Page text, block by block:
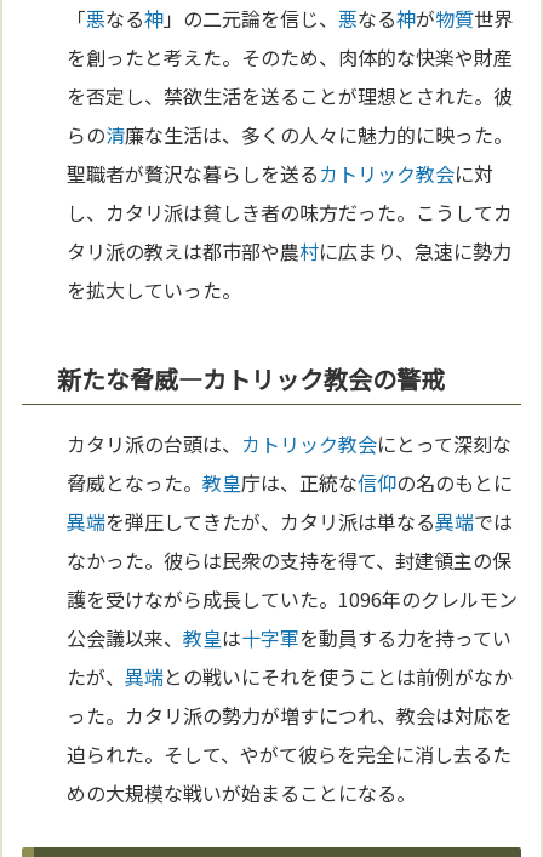
「悪なる神」の二元論を信じ、悪なる神が物質世界
を創ったと考えた。そのため、肉体的な快楽や財産
を否定し、禁欲生活を送ることが理想とされた。彼
らの清廉な生活は、多くの人々に魅力的に映った。
聖職者が贅沢な暮らしを送るカトリック教会に対
し、カタリ派は貧しき者の味方だった。こうしてカ
タリ派の教えは都市部や農村に広まり、急速に勢力
を拡大していった。
新たな脅威—カトリック教会の警戒
カタリ派の台頭は、 カトリック教会にとって深刻な
脅威となった。教皇庁は、正統な信仰の名のもとに
異端を弾圧してきたが、カタリ派は単なる異端では
なかった。彼らは民衆の支持を得て、封建領主の保
護を受けながら成長していた。1096年のクレルモン
公会議以来、教皇は十字軍を動員する力を持ってい
たが、異端との戦いにそれを使うことは前例がなか
った。カタリ派の勢力が増すにつれ、教会は対応を
迫られた。そして、やがて彼らを完全に消し去るた
めの大規模な戦いが始まることになる。